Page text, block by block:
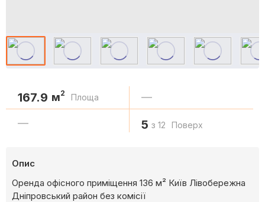
167.9 м2 Площа —
— 5 з 12 Поверх
Опис
Оренда офісного приміщення 136 м² Київ Лівобережна
Дніпровський район без комісії